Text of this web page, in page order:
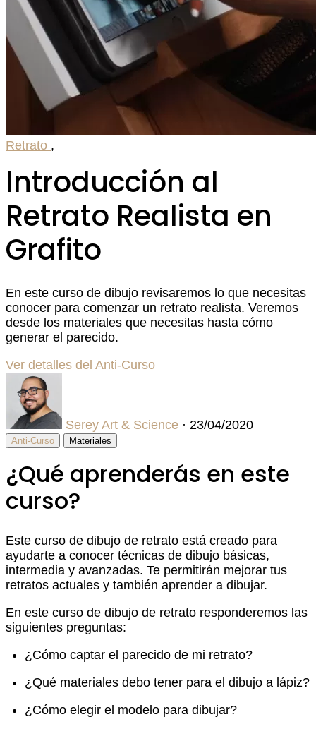
Retrato ,
Introducción al
Retrato Realista en
Grafito
En este curso de dibujo revisaremos lo que necesitas
conocer para comenzar un retrato realista. Veremos
desde los materiales que necesitas hasta cómo
generar el parecido.
Ver detalles del Anti-Curso
Serey Art & Science · 23/04/2020
Anti-Curso Materiales
¿Qué aprenderás en este
curso?
Este curso de dibujo de retrato está creado para
ayudarte a conocer técnicas de dibujo básicas,
intermedia y avanzadas. Te permitirán mejorar tus
retratos actuales y también aprender a dibujar.
En este curso de dibujo de retrato responderemos las
siguientes preguntas:
¿Cómo captar el parecido de mi retrato?
¿Qué materiales debo tener para el dibujo a lápiz?
¿Cómo elegir el modelo para dibujar?